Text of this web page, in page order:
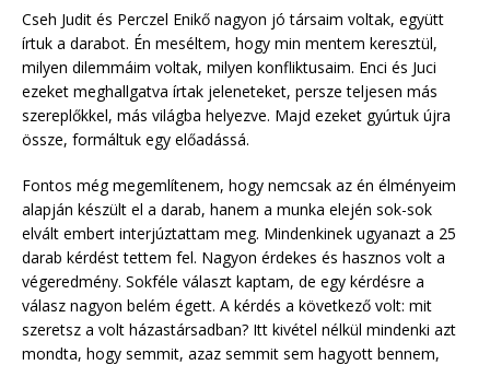
Cseh Judit és Perczel Enikő nagyon jó társaim voltak, együtt
írtuk a darabot. Én meséltem, hogy min mentem keresztül,
milyen dilemmáim voltak, milyen konfliktusaim. Enci és Juci
ezeket meghallgatva írtak jeleneteket, persze teljesen más
szereplőkkel, más világba helyezve. Majd ezeket gyúrtuk újra
össze, formáltuk egy előadássá.
Fontos még megemlítenem, hogy nemcsak az én élményeim
alapján készült el a darab, hanem a munka elején sok-sok
elvált embert interjúztattam meg. Mindenkinek ugyanazt a 25
darab kérdést tettem fel. Nagyon érdekes és hasznos volt a
végeredmény. Sokféle választ kaptam, de egy kérdésre a
válasz nagyon belém égett. A kérdés a következő volt: mit
szeretsz a volt házastársadban? Itt kivétel nélkül mindenki azt
mondta, hogy semmit, azaz semmit sem hagyott bennem,